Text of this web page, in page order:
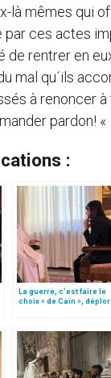
là mêmes qui
par ces actes
de rentrer en
mal qu´ils
à renoncer
pardon! «
:
La guerre, c’est faire le
choix « de Caïn »,